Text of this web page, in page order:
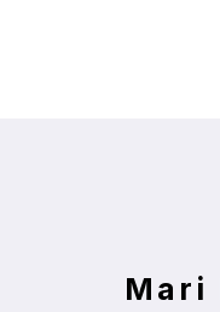
Mari